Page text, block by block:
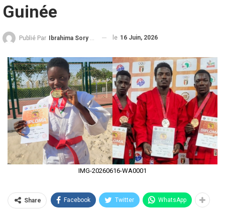
Guinée
Publié Par Ibrahima Sory Diallo le 16 Juin, 2026
IMG-20260616-WA0001
Share Facebook Twitter WhatsApp